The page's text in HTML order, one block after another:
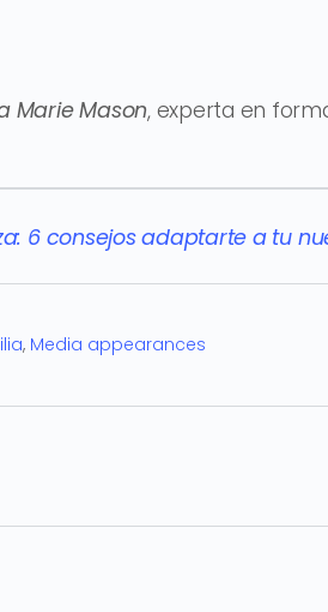
Marie Mason, experta en
6 consejos adaptarte a tu
, Media appearances